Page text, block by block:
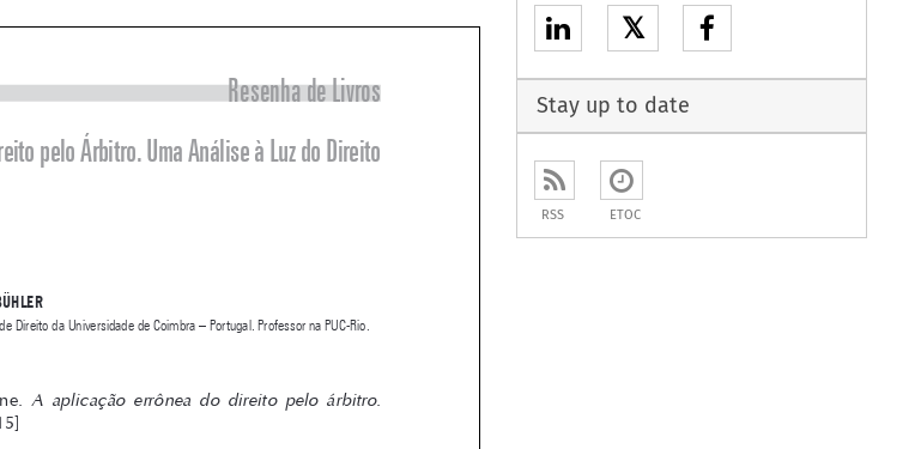



 
de Direito da Universidade de Coimbra – Portugal. Professor na PUC-Rio.
𝕏
Stay up to date
RSS ETOC